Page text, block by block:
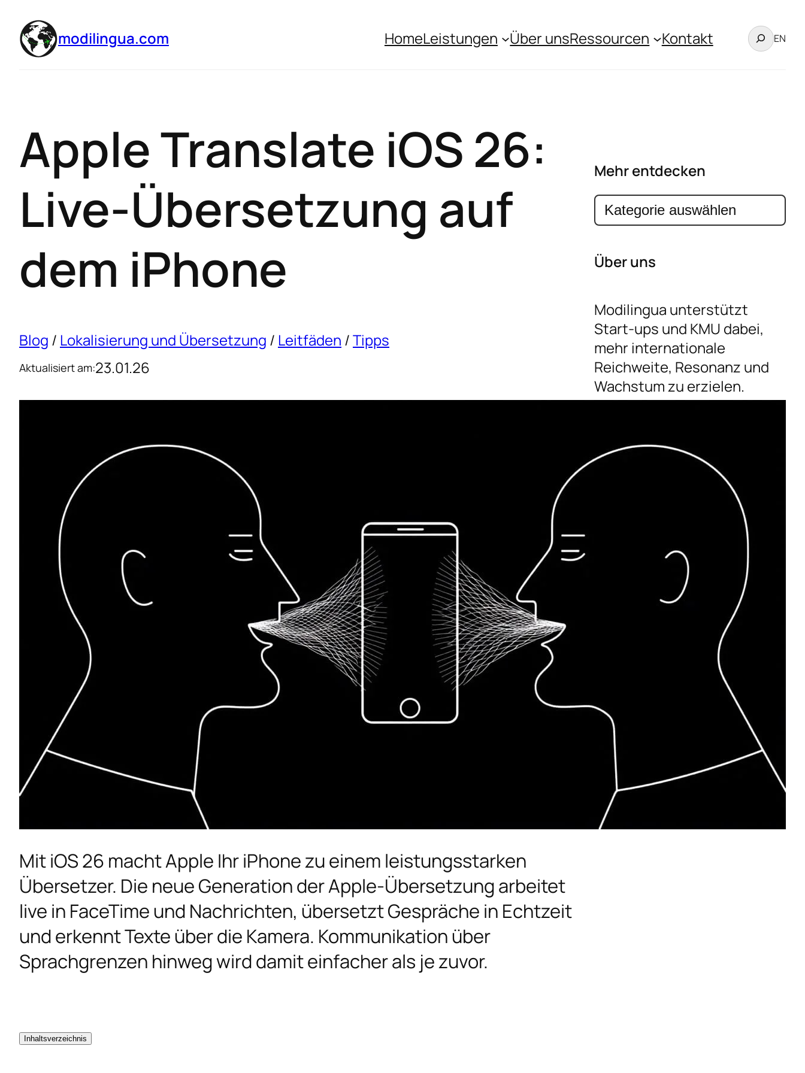
modilingua.com HomeLeistungen Über unsRessourcen KontaktSuchen EN
Apple Translate iOS 26:
Live-Übersetzung auf
dem iPhone
Blog / Lokalisierung und Übersetzung / Leitfäden /Tipps
Aktualisiert am:23.01.26
Mit iOS 26 macht Apple Ihr iPhone zu einem leistungsstarken
Übersetzer. Die neue Generation der Apple-Übersetzung arbeitet
live in FaceTime und Nachrichten, übersetzt Gespräche in Echtzeit
und erkennt Texte über die Kamera. Kommunikation über
Sprachgrenzen hinweg wird damit einfacher als je zuvor.
Inhaltsverzeichnis
Mehr entdecken
Kategorien
Über uns
Modilingua unterstützt
Start-ups und KMU dabei,
mehr internationale
Reichweite, Resonanz und
Wachstum zu erzielen.
Folgen
Professionelle
Übersetzungen für
eLearning und Trainings
Der Lokalisierungsablauf
hinter mehrsprachigem
Eine Gettext-Checkliste
Kontakt